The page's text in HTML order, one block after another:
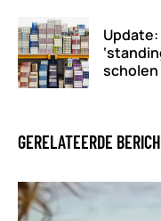
scholen
GERELATEERDE